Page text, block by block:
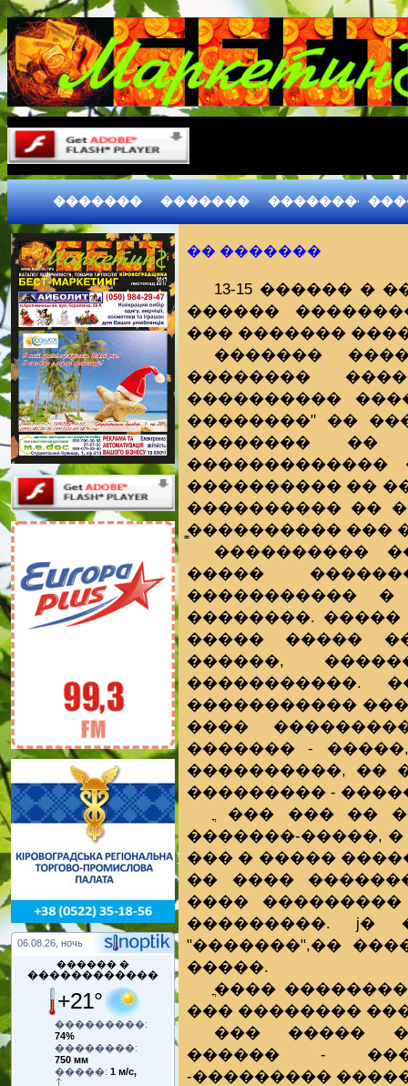
������� ������� ����������
06.08.26, ночь
������ �
������������
+21°
���������:
74%
��������:
750 мм
�����: 1 м/с,
�� �������
13-15 ������ �
������
��� �������
�������
��������
����������
��������" ��
�������� ��
���������� ��
���������� ��
̳���������� ���
����������
�����
�����������
��������. �����
����� �����
������,
�����������.
�����������
����
������� -
����������, ��
��������� -
�� �����
�������-�����,
��� � �����
�� ����
����
���������. ϳ�
"�������",��
�����.
������� ���
��� ��������
��� �����
������ -
-���������